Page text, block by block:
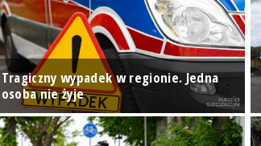
Tragiczny wypadek w regionie. Jedna
osoba nie żyje